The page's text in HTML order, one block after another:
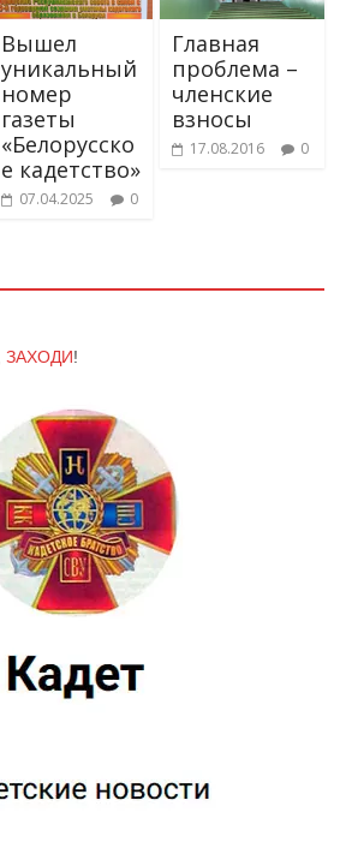
Вышел
уникальный
номер
газеты
«Белорусско
е кадетство»
07.04.2025 0
Главная
проблема –
членские
взносы
17.08.2016 0
,ЗАХОДИ!